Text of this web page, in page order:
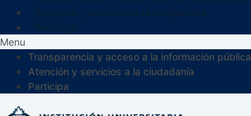
Menu
Transparencia y acceso a la información pública
Atención y servicios a la ciudadanía
Participa